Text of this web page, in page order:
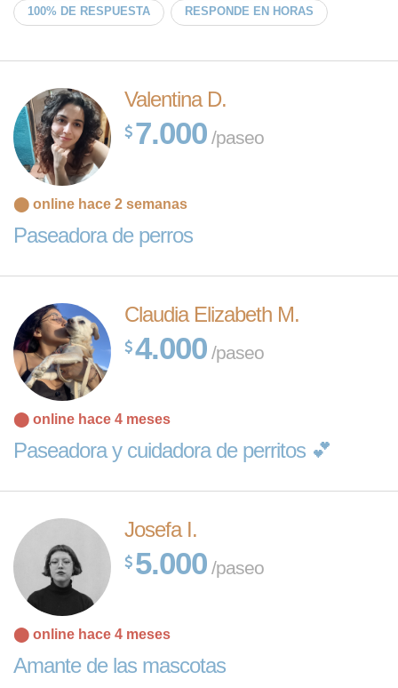
100% DE RESPUESTA RESPONDE EN HORAS
Valentina D.
7.000 /paseo
⬤ online hace 2 semanas
Paseadora de perros
Claudia Elizabeth M.
4.000 /paseo
⬤ online hace 4 meses
Paseadora y cuidadora de perritos 💕
Josefa I.
5.000 /paseo
⬤ online hace 4 meses
Amante de las mascotas